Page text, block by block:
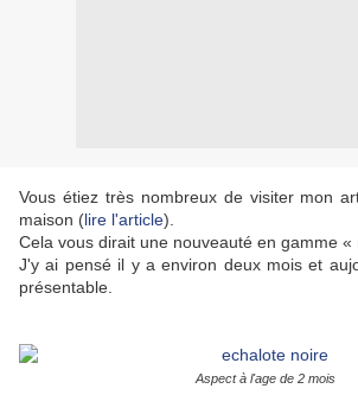
Vous étiez très nombreux de visiter mon
maison (lire l'article).
Cela vous dirait une nouveauté en gamme «
J'y ai pensé il y a environ deux mois et
présentable.
Aspect à l'age de 2 mois